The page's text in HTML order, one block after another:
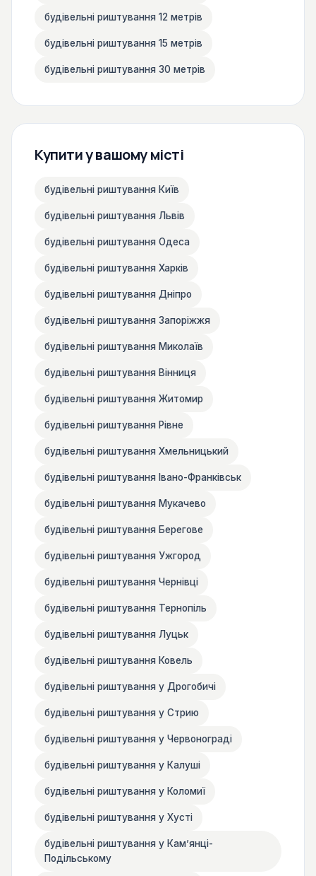
будівельні риштування 12 метрів
будівельні риштування 15 метрів
будівельні риштування 30 метрів
Купити у вашому місті
будівельні риштування Київ
будівельні риштування Львів
будівельні риштування Одеса
будівельні риштування Харків
будівельні риштування Дніпро
будівельні риштування Запоріжжя
будівельні риштування Миколаїв
будівельні риштування Вінниця
будівельні риштування Житомир
будівельні риштування Рівне
будівельні риштування Хмельницький
будівельні риштування Івано-Франківськ
будівельні риштування Мукачево
будівельні риштування Берегове
будівельні риштування Ужгород
будівельні риштування Чернівці
будівельні риштування Тернопіль
будівельні риштування Луцьк
будівельні риштування Ковель
будівельні риштування у Дрогобичі
будівельні риштування у Стрию
будівельні риштування у Червонограді
будівельні риштування у Калуші
будівельні риштування у Коломиї
будівельні риштування у Хусті
будівельні риштування у Камʼянці-
Подільському